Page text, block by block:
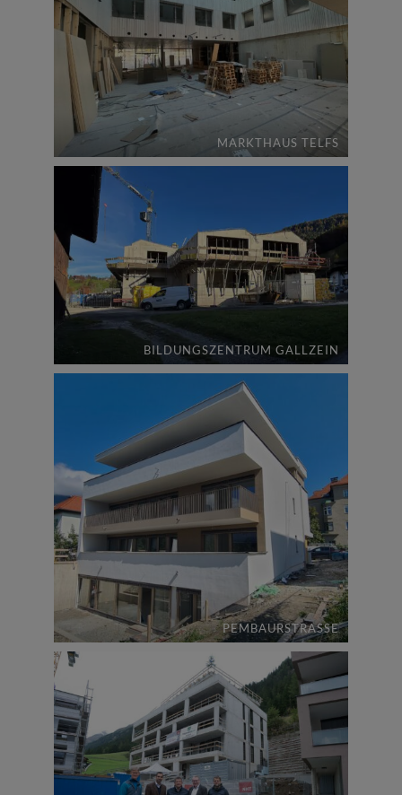
MARKTHAUS TELFS
BILDUNGSZENTRUM GALLZEIN
PEMBAURSTRASSE